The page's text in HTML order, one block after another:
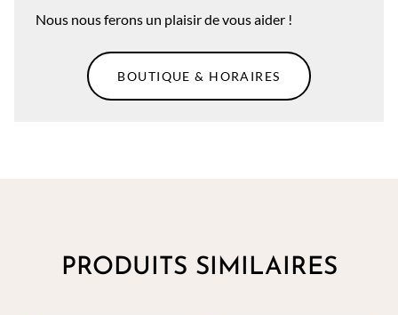
Nous nous ferons un plaisir de vous aider !
BOUTIQUE & HORAIRES
PRODUITS SIMILAIRES